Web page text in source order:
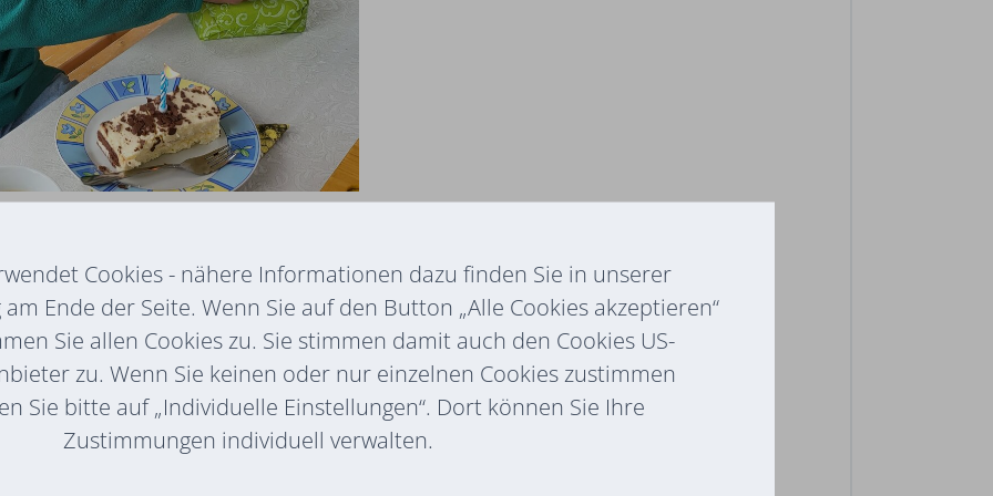
eine liebevolle Feier, bei der Kaffee
wurden. Zusätzlich erhielt Herr Grocher
besonderen Tag noch erhöhten.
Cookies - nähere Informationen dazu finden Sie in unserer
Ende der Seite. Wenn Sie auf den Button „Alle Cookies akzeptieren“
Sie allen Cookies zu. Sie stimmen damit auch den Cookies US-
zu. Wenn Sie keinen oder nur einzelnen Cookies zustimmen
Sie bitte auf „Individuelle Einstellungen“. Dort können Sie Ihre
Zustimmungen individuell verwalten.